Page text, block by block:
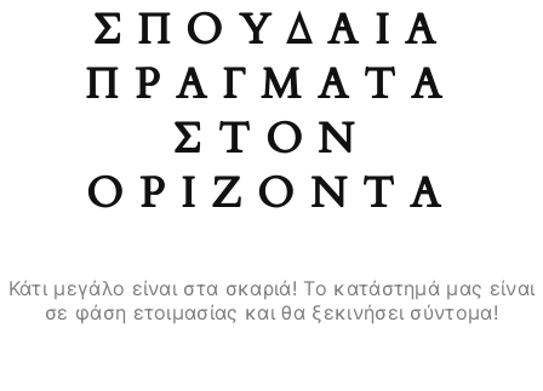
ΣΠΟΥΔΑΊΑ
ΠΡΆΓΜΑΤΑ
ΣΤΟΝ
ΟΡΊΖΟΝΤΑ
Κάτι μεγάλο είναι στα σκαριά! Το κατάστημά μας είναι
σε φάση ετοιμασίας και θα ξεκινήσει σύντομα!